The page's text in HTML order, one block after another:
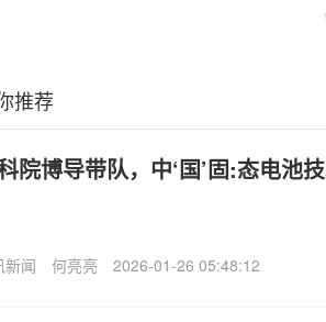
推荐
院博导带队，中‘国’固:态电池
新闻 何亮亮 2026-01-26 05:48:12